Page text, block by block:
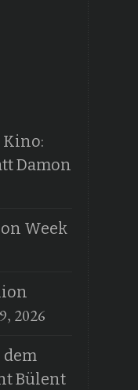
Kino:
Damon
Week
2026
Bülent